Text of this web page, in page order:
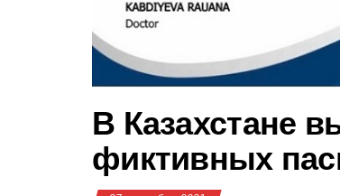
В Казахстане
фиктивных